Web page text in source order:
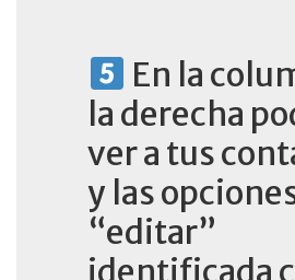
En la
la derecha
ver a tus
y las
“editar”
identificada